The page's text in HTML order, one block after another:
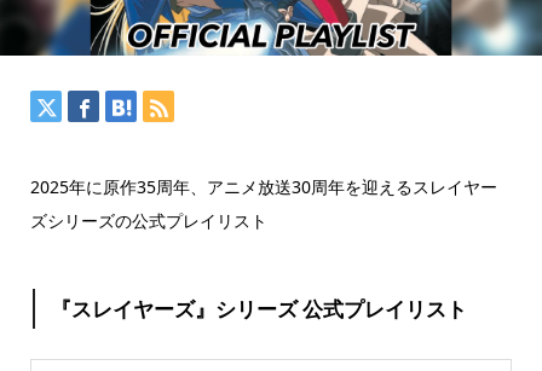
2025年に原作35周年、アニメ放送30周年を迎えるスレイヤー
ズシリーズの公式プレイリスト
『スレイヤーズ』シリーズ 公式プレイリスト